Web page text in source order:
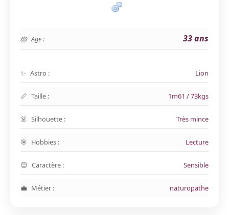
Age : 33 ans
Astro : Lion
Taille : 1m61 / 73kgs
Silhouette : Très mince
Hobbies : Lecture
Caractère : Sensible
Métier : naturopathe